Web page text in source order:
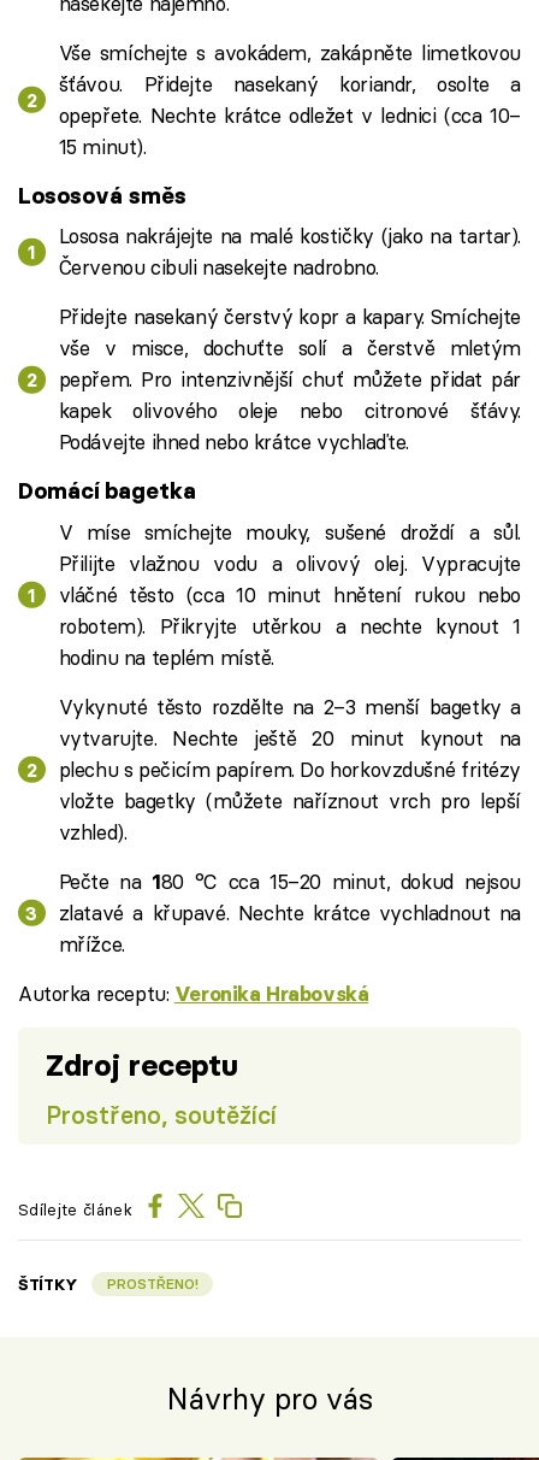
Vše smíchejte s avokádem, zakápněte limetkovou
šťávou. Přidejte nasekaný koriandr, osolte a
opepřete. Nechte krátce odležet v lednici (cca 10–
15 minut).
Lososová směs
Lososa nakrájejte na malé kostičky (jako na tartar).
Červenou cibuli nasekejte nadrobno.
Přidejte nasekaný čerstvý kopr a kapary. Smíchejte
vše v misce, dochuťte solí a čerstvě mletým
pepřem. Pro intenzivnější chuť můžete přidat pár
kapek olivového oleje nebo citronové šťávy.
Podávejte ihned nebo krátce vychlaďte.
Domácí bagetka
V míse smíchejte mouky, sušené droždí a sůl.
Přilijte vlažnou vodu a olivový olej.
Vypracujte
vláčné těsto (cca 10 minut hnětení rukou nebo
robotem).
Přikryjte utěrkou a nechte kynout 1
hodinu na teplém místě.
Vykynuté těsto rozdělte na 2–3 menší bagetky a
vytvarujte.
Nechte ještě 20 minut kynout na
plechu s pečicím papírem. Do horkovzdušné fritézy
vložte bagetky (můžete naříznout vrch pro lepší
vzhled).
Pečte na 180 °C cca 15–20 minut, dokud nejsou
zlatavé a křupavé. Nechte krátce vychladnout na
mřížce.
Autorka receptu: Veronika Hrabovská
Zdroj receptu
Prostřeno, soutěžící
Sdílejte článek
ŠTÍTKY PROSTŘENO!
Návrhy pro vás